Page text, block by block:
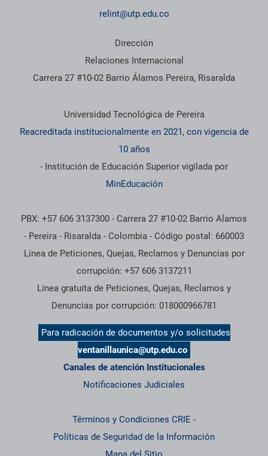
relint@utp.edu.co
Dirección
Relaciones Internacional
Carrera 27 #10-02 Barrio Álamos Pereira, Risaralda
Información institucional
Universidad Tecnológica de Pereira
Reacreditada institucionalmente en 2021, con vigencia de
10 años
- Institución de Educación Superior vigilada por
MinEducación
PBX: +57 606 3137300 - Carrera 27 #10-02 Barrio Alamos
- Pereira - Risaralda - Colombia - Código postal: 660003
Línea de Peticiones, Quejas, Reclamos y Denuncias por
corrupción: +57 606 3137211
Línea gratuita de Peticiones, Quejas, Reclamos y
Denuncias por corrupción: 018000966781
Para radicación de documentos y/o solicitudes
ventanillaunica@utp.edu.co
Canales de atención Institucionales
Notificaciones Judiciales
Términos y Condiciones CRIE -
Políticas de Seguridad de la Información